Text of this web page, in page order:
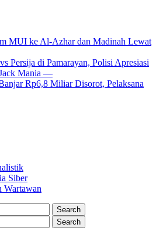
MUI ke Al-Azhar dan Madinah Lewat
Persija di Pamarayan, Polisi Apresiasi
Mania —
Rp6,8 Miliar Disorot, Pelaksana
Siber
Wartawan